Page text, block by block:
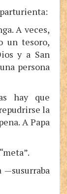
A veces,
un tesoro,
y a San
persona
hay que
la
A Papa